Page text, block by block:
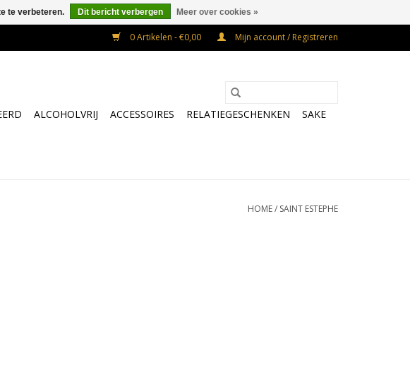
0 Artikelen - €0,00 Mijn account / Registreren
ALCOHOLVRIJ ACCESSOIRES RELATIEGESCHENKEN
SAKE
HOME/ SAINT ESTEPHE
te verbeteren. Dit bericht verbergen Meer over cookies »